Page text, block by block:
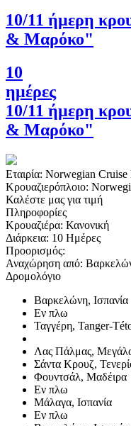
10/11 ήμερη
& Μαρόκο"
10
ημέρες
10/11 ήμερη
& Μαρόκο"
Εταιρία: Norwegian Cruise
Κρουαζιερόπλοιο:
Καλέστε μας για τιμή
Πληροφορίες
Κρουαζιέρα: Κανονική
Διάρκεια: 10 Ημέρες
Προορισμός:
Αναχώρηση από:
Δρομολόγιο
Βαρκελώνη, Ισπανία
Εν πλω
Ταγγέρη, Tanger-
Λας Πάλμας,
Σάντα Κρουζ,
Φουντσάλ, Μαδέιρα
Εν πλω
Μάλαγα, Ισπανία
Εν πλω